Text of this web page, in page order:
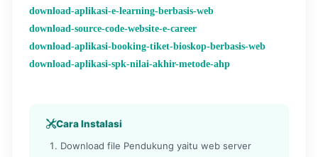
download-aplikasi-e-learning-berbasis-web
download-source-code-website-e-career
download-aplikasi-booking-tiket-bioskop-berbasis-web
download-aplikasi-spk-nilai-akhir-metode-ahp
Cara Instalasi
Download file Pendukung yaitu web server